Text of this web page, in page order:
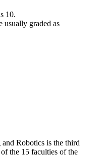
10.
usually graded as
Robotics is the third
the 15 faculties of the